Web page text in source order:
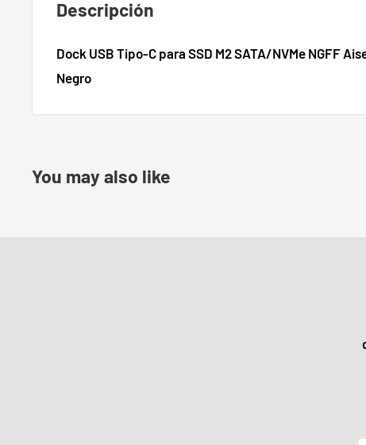
Descripción
Dock USB Tipo-C para SSD M2 SATA/NVMe NGFF
Negro
You may also like